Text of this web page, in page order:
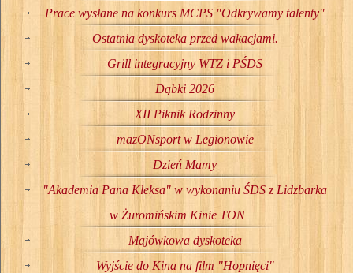
Prace wysłane na konkurs MCPS "Odkrywamy talenty"
Ostatnia dyskoteka przed wakacjami.
Grill integracyjny WTZ i PŚDS
Dąbki 2026
XII Piknik Rodzinny
mazONsport w Legionowie
Dzień Mamy
"Akademia Pana Kleksa" w wykonaniu ŚDS z Lidzbarka
w Żuromińskim Kinie TON
Majówkowa dyskoteka
Wyjście do Kina na film "Hopnięci"